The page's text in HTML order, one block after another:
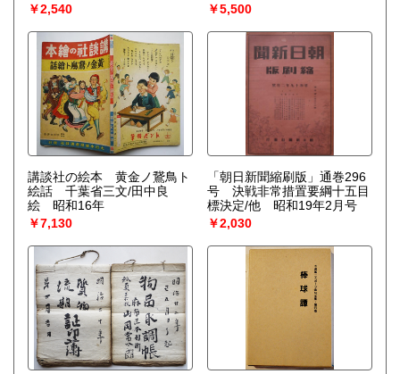
￥2,540
￥5,500
講談社の絵本 黄金ノ鵞鳥ト
絵話 千葉省三文/田中良
絵 昭和16年
￥7,130
「朝日新聞縮刷版」通巻296
号 決戦非常措置要綱十五目
標決定/他 昭和19年2月号
￥2,030